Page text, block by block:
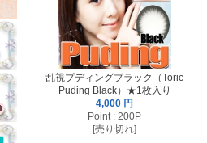
乱視プディングブラック（Toric
Puding Black）★1枚入り
4,000 円
Point : 200P
[売り切れ]